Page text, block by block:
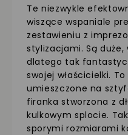
Te niezwykle
wiszące wspaniale
zestawieniu z
stylizacjami. Są duże,
dlatego tak
swojej właścicielki.
umieszczone na
firanka stworzona z
kulkowym splocie.
sporymi rozmiarami